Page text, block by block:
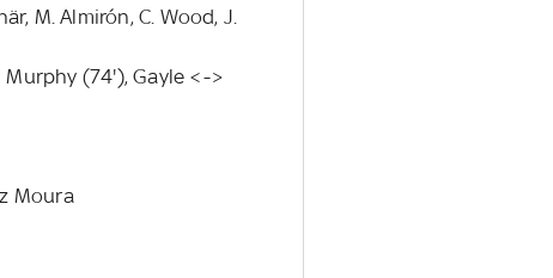
M. Almirón, C. Wood, J.
(74'), Gayle <->
Moura